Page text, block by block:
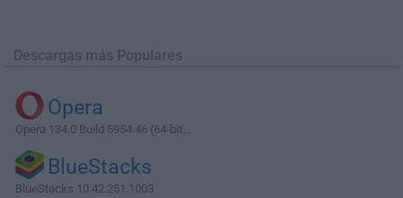
Descargas más Populares
Opera
Opera 134.0 Build 5954.46 (64-bit...
BlueStacks
BlueStacks 10.42.251.1003